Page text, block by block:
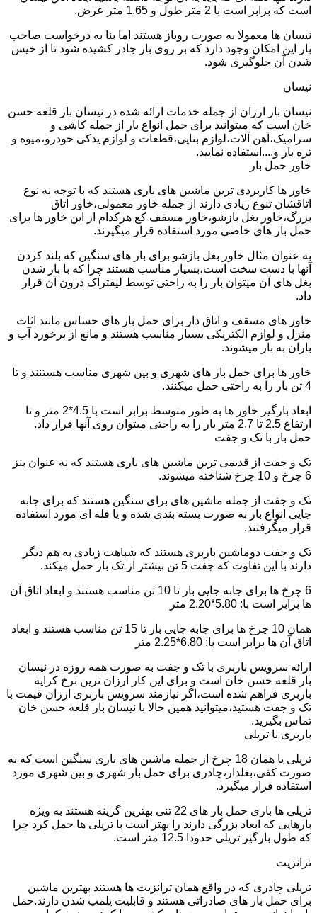
است که برابر است با 2 متر طول و 1.65 متر عرض.
نیسان ها معمولا به صورت روباز هستند اما بنا به درخواست صاحب
بار این امکان وجود دارد که بر روی بار چادر کشیده شود تا از خیس
شدن آن جلوگیری شود.
نیسان
نیسان بار ارزان از جمله خدمات ارائه شده در نیسان بار قلعه حسن
خان است که میتوانید برای حمل انواع بار از جمله کاشی و
سرامیک،آهن آلات،لوازم بنایی،قطعات و لوازم یدکی خودرو،میوه و
تره بار و....استفاده نمایید.
خاور حمل بار
خاور ها کاربردی ترین ماشین های باری هستند که با توجه به نوع
اتاقشان تنوع زیادی دارند از جمله خاور معمولی،خاور اتاق
بزرگ،خاور بغل بازشو،خاور مسقف کع هرکدام از این خاور ها برای
حمل بار های خاصی مورد استفاده قرار میگیرند.
به عنوان مثال خاور بغل بازشو برای بار های سنگین که بلند کردن
آنها با دست سخت است،بسیار مناسب هستند چرا که با باز شدن
بغل های آن میتوان بار را به راحتی توسط لیفتراک درون آن قرار
داد.
خاور های مسقف و اتاق دار برای حمل بار های حساس مانند اثاث
منزل و لوازم الکتریکی بسیار مناسب هستند و مانع از برخورد آب و
باران به بار میشوند.
خاور ها برای حمل بار های شهری و بین شهری مناسب هستنند و تا
4 تن بار را به راحتی حمل میکنند.
ابعاد بارگیر خاور ها به طور متوسط برابر است با 4.5*2 متر و تا
ارتفاع 2.5 تا 2.7 متر بار را به راحتی میتوان روی آنها قرار داد.
حمل بار با تک و جفت
تک و جفت از قدیمی ترین ماشین های باری هستند که به عنوان بنز
6 چرخ و 10 چرخ شناخته میشوند.
تک و جفت از جمله ماشین های برای سنگین هستند که برای جابه
جایی انواع بار به صورت بسته بندی شده و یا فله ای مورد استفاده
قرار میگرفتند.
تک و جفت دوماشین باربری هستند که شباهت زیادی به هم دیگر
دارند با این تفاوت که جفت 5 تن بیشتر از تک بار حمل میکند.
6 چرخ ها برای جابه جایی بار تا 10 تن مناسب هستند و ابعاد اتاق آن
ها برابر است با: 5.80*2.20 متر
همان 10 چرخ ها برای جابه جایی بار تا 15 تن مناسب هستند و ابعاد
اتاق آن ها برابر است با: 6.80*2.25 متر
ارائه سرویس باربری با تک و جفت به صورت همه روزه در نیسان
بار قلعه حسن خان است و برای این کار ارزان ترین نرخ کرایه
باربری فراهم شده است،اگر نیازمند سرویس باربری ارزان قیمت با
تک و جفت هستید،میتوانید همین حالا با نیسان بار قلعه حسن خان
تماس بگیرید.
باربری با تریلی
تریلی یا همان 18 چرخ از جمله ماشین های باری سنگین است که به
صورت کفی،بغلدار،چادری برای حمل بار شهری و بین شهری مورد
استفاده قرار میگیرد.
تریلی ها باری حمل بار های 22 تنی بهترین گزینه هستند به ویژه
بارهایی که ابعاد بزرگی دارند را بهتر است با تریلی ها حمل کرد چرا
که طول بارگیر تریلی حدودا 12.5 متر است.
ترانزیت
تریلی چادری که در واقع همان ترانزیت ها هستند بهترین ماشین
برای حمل بار های صادراتی هستند و قابلیت پلمپ شدن دارند.حمل